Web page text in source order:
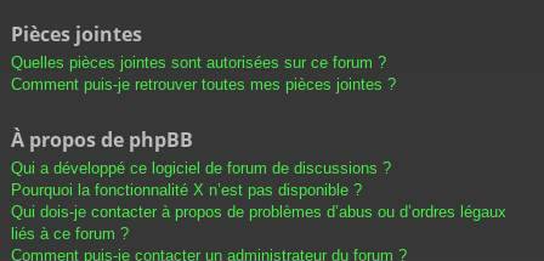
Pièces jointes
Quelles pièces jointes sont autorisées sur ce forum ?
Comment puis-je retrouver toutes mes pièces jointes ?
À propos de phpBB
Qui a développé ce logiciel de forum de discussions ?
Pourquoi la fonctionnalité X n’est pas disponible ?
Qui dois-je contacter à propos de problèmes d’abus ou d’ordres légaux
liés à ce forum ?
Comment puis-je contacter un administrateur du forum ?